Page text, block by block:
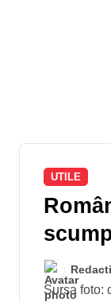
UTILE
locală
Sursa foto: depositphotos.com Economia